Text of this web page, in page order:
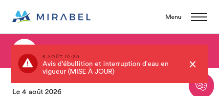
Menu
6 AOÛT 10:20
Avis d'ébullition et interruption d'eau en
vigueur (MISE À JOUR)
Le 4 août 2026